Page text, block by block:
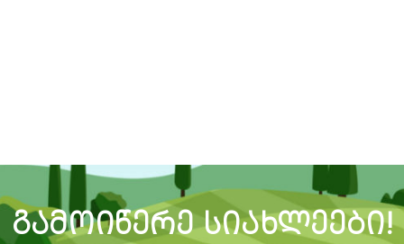
ᲒᲐᲛᲝᲘᲬᲔᲠᲔ ᲡᲘᲐᲮᲚᲔᲔᲑᲘ!